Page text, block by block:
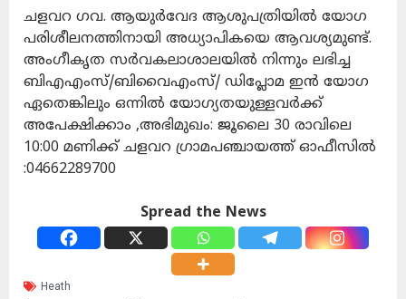
ചളവറ ഗവ. ആയുർവേദ ആശുപത്രിയിൽ യോഗ
പരിശീലനത്തിനായി അധ്യാപികയെ ആവശ്യമുണ്ട്.
അംഗീകൃത സർവകലാശാലയിൽ നിന്നും ലഭിച്ച
ബിഎഎംസ്/ബിവൈഎംസ്/ ഡിപ്ലോമ ഇൻ യോഗ
ഏതെങ്കിലും ഒന്നിൽ യോഗ്യതയുള്ളവർക്ക്
അപേക്ഷിക്കാം ,അഭിമുഖം: ജൂലൈ 30 രാവിലെ
10:00 മണിക്ക് ചളവറ ഗ്രാമപഞ്ചായത്ത് ഓഫീസിൽ
:04662289700
Spread the News
Heath